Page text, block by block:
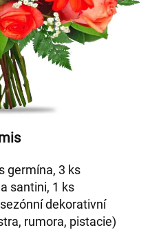
germína, 3 ks
santini, 1 ks
dekorativní
rumora, pistacie)